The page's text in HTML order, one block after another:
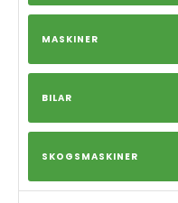
MASKINER
BILAR
SKOGSMASKINER